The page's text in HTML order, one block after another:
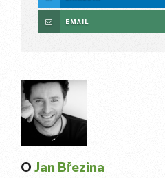
EMAIL
O Jan Březina